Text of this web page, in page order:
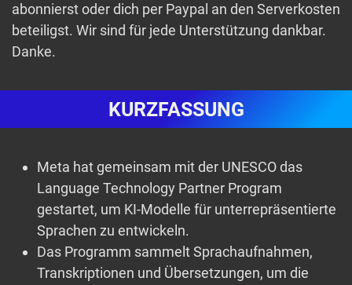
abonnierst oder dich per Paypal an den Serverkosten
beteiligst. Wir sind für jede Unterstützung dankbar.
Danke.
KURZFASSUNG
Meta hat gemeinsam mit der UNESCO das
Language Technology Partner Program
gestartet, um KI-Modelle für unterrepräsentierte
Sprachen zu entwickeln.
Das Programm sammelt Sprachaufnahmen,
Transkriptionen und Übersetzungen, um die